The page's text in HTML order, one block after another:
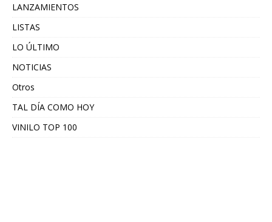
LANZAMIENTOS
LISTAS
LO ÚLTIMO
NOTICIAS
Otros
TAL DÍA COMO HOY
VINILO TOP 100